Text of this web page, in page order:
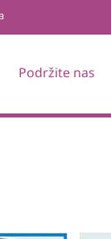
Podržite nas